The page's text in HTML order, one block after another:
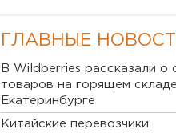
ГЛАВНЫЕ
В Wildberries рассказали о
товаров на горящем
Екатеринбурге
Китайские перевозчики